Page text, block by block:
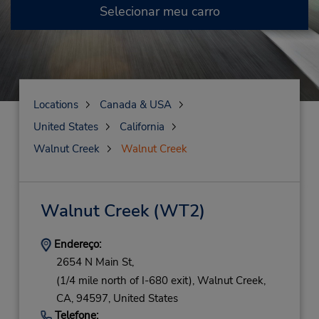
Selecionar meu carro
Locations
Canada & USA
United States
California
Walnut Creek
Walnut Creek
Walnut Creek(WT2)
Endereço:
2654 N Main St,
(1/4 mile north of I-680 exit), Walnut Creek,
CA, 94597, United States
Telefone: